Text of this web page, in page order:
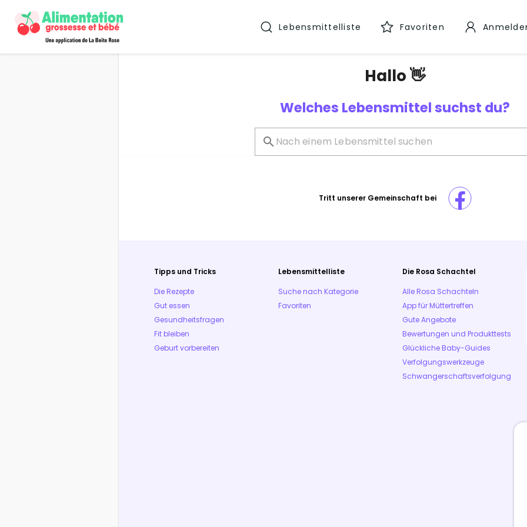
Lebensmittelliste Favoriten
Hallo 👋
Welches Lebensmittel suchst du?
Tritt unserer Gemeinschaft bei
Tipps und Tricks
Die Rezepte
Gut essen
Gesundheitsfragen
Fit bleiben
Geburt vorbereiten
Lebensmittelliste
Suche nach Kategorie
Favoriten
Die Rosa Schachtel
Alle Rosa Schachteln
App für Müttertreffen
Gute Angebote
Bewertungen und Produkttests
Glückliche Baby-Guides
Verfolgungswerkzeuge
Schwangerschaftsverfolgung